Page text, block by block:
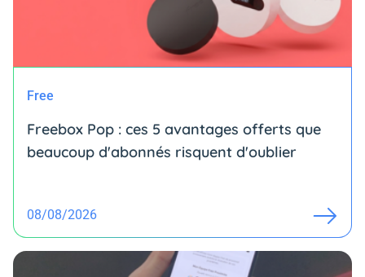
Free
Freebox Pop : ces 5 avantages offerts que
beaucoup d'abonnés risquent d'oublier
08/08/2026